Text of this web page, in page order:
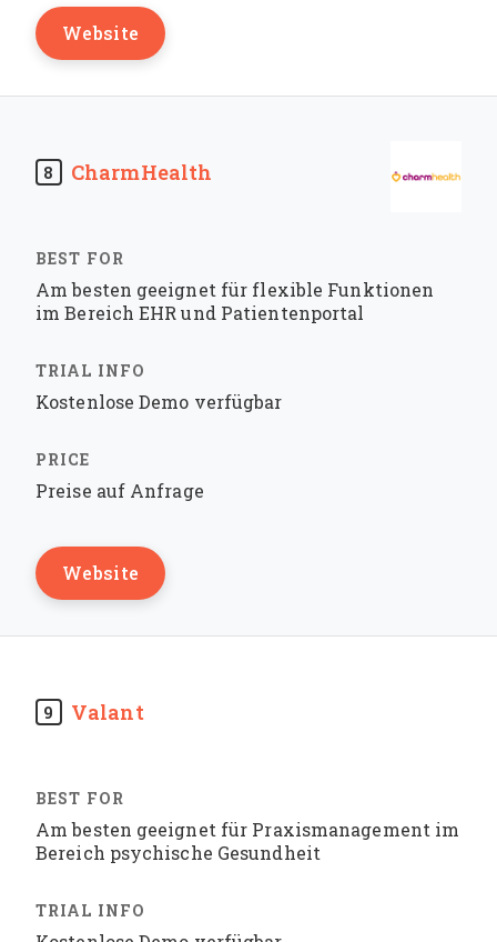
Website
8 CharmHealth
Am besten geeignet für flexible Funktionen
im Bereich EHR und Patientenportal
Kostenlose Demo verfügbar
Preise auf Anfrage
Website
9 Valant
Am besten geeignet für Praxismanagement im
Bereich psychische Gesundheit